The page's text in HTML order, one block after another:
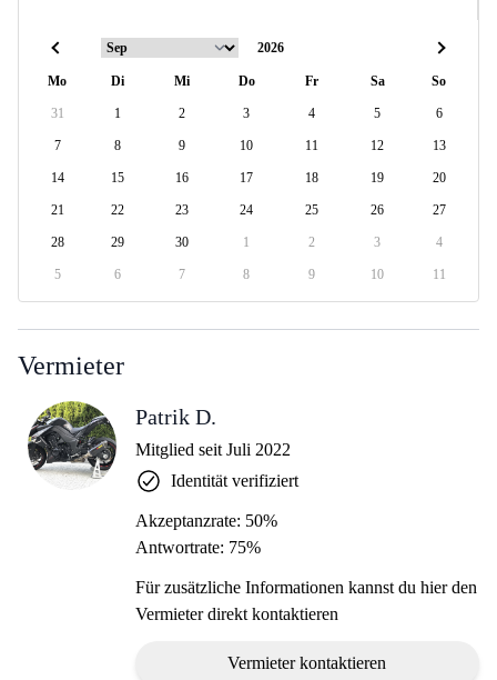
Mo Di Mi Do Fr Sa So
31 1 2 3 4 5 6
7 8 9 10 11 12 13
14 15 16 17 18 19 20
21 22 23 24 25 26 27
28 29 30 1 2 3 4
5 6 7 8 9 10 11
Vermieter
Patrik D.
Mitglied seit Juli 2022
Identität verifiziert
Akzeptanzrate: 50%
Antwortrate: 75%
Für zusätzliche Informationen kannst du hier den
Vermieter direkt kontaktieren
Vermieter kontaktieren